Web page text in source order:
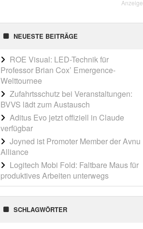
Anzeige
NEUESTE BEITRÄGE
ROE Visual: LED-Technik für
Professor Brian Cox’ Emergence-
Welttournee
Zufahrtsschutz bei Veranstaltungen:
BVVS lädt zum Austausch
Aditus Evo jetzt offiziell in Claude
verfügbar
Joyned ist Promoter Member der Avnu
Alliance
Logitech Mobi Fold: Faltbare Maus für
produktives Arbeiten unterwegs
SCHLAGWÖRTER